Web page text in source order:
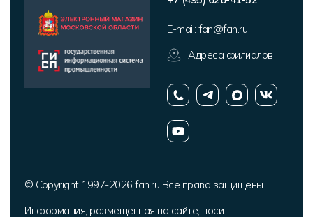
E-mail: fan@fan.ru
Адреса филиалов
© Copyright 1997-2026 fan.ru Все права защищены.
Информация, размещенная на сайте, носит